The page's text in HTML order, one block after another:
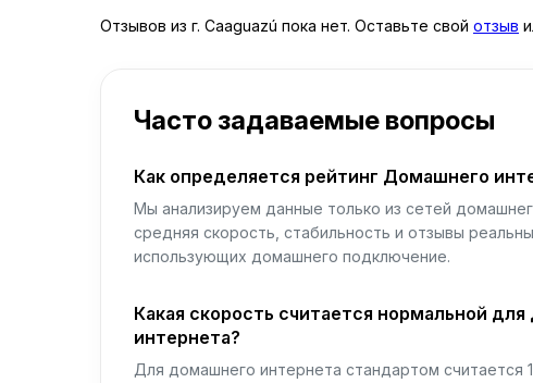
Отзывов из г. Caaguazú пока нет. Оставьте свой отзыв
Часто задаваемые вопросы
Как определяется рейтинг Домашнего
Мы анализируем данные только из сетей
средняя скорость, стабильность и отзывы
использующих домашнего подключение.
Какая скорость считается нормальной
интернета?
Для домашнего интернета стандартом считается